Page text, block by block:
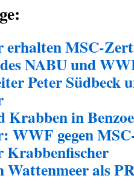
erhalten MSC-
NABU und
Peter Südbeck
Krabben in
WWF gegen
Krabbenfischer
Wattenmeer als